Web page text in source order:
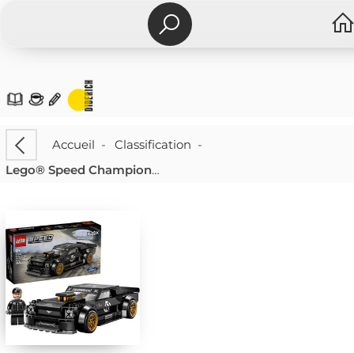
Accueil - Classification -
Lego® Speed Champions 77262 Ken Blocks 1965 Ford Mustang Hoonicorn V1